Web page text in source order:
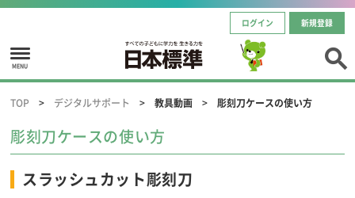
ログイン 新規登録
MENU
TOP デジタルサポート 教具動画 彫刻刀ケースの使い方
彫刻刀ケースの使い方
スラッシュカット彫刻刀